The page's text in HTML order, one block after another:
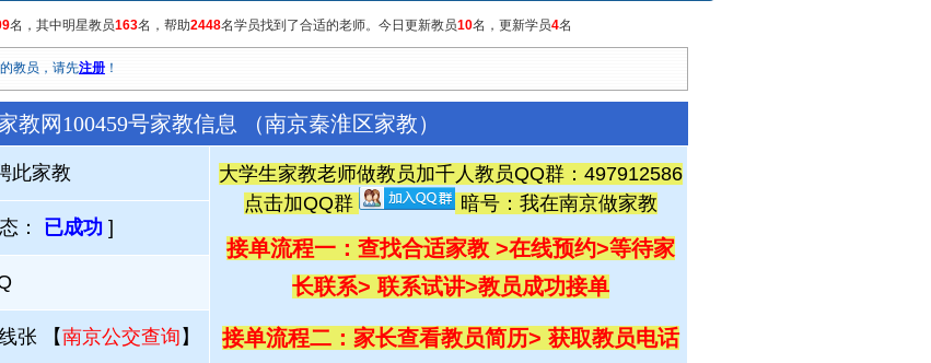
名，其中明星教员163名，帮助2448名学员找到了合适的老师。今日更新教员10名，更新学员4名
教员，请先注册 ！
教网100459号家教信息 （南京秦淮区家教）
此家教
大学生家教老师做教员加千人教员QQ群：497912586
点击加QQ群
暗号：我在南京做家教
接单流程一：查找合适家教 >在线预约>等待家
长联系> 联系试讲>教员成功接单
接单流程二：家长查看教员简历> 获取教员电话
： 已成功 ]
张 【南京公交查询 】